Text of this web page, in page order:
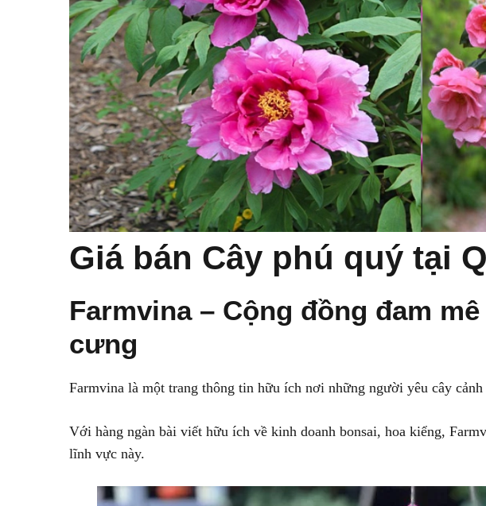
Giá bán Cây phú quý tại
Farmvina – Cộng đồng đam
cưng
Farmvina là một trang thông tin hữu ích nơi những người yêu cây
Với hàng ngàn bài viết hữu ích về kinh doanh bonsai, hoa kiểng,
lĩnh vực này.